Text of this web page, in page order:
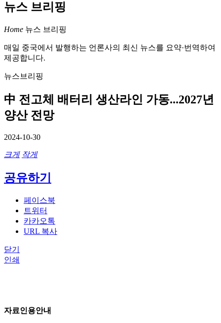
뉴스 브리핑
Home 뉴스 브리핑
매일 중국에서 발행하는 언론사의 최신 뉴스를 요약·번역하여
제공합니다.
뉴스브리핑
中 전고체 배터리 생산라인 가동...2027년
양산 전망
2024-10-30
크게 작게
공유하기
페이스북
트위터
카카오톡
URL 복사
닫기
인쇄
자료인용안내